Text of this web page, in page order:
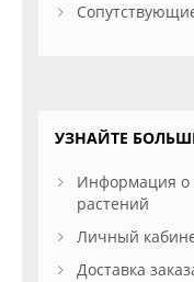
УЗНАЙТЕ
Информация о
растений
Личный
Доставка